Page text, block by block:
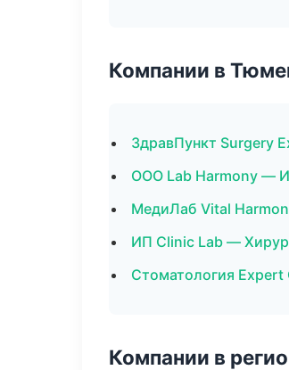
Компании в
ЗдравПункт Surgery
ООО Lab Harmony —
МедиЛаб Vital
ИП Clinic Lab —
Стоматология
Компании в